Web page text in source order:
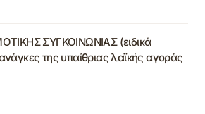
ΣΥΓΚΟΙΝΩΝΙΑΣ (ειδικά
της υπαίθριας λαϊκής αγοράς